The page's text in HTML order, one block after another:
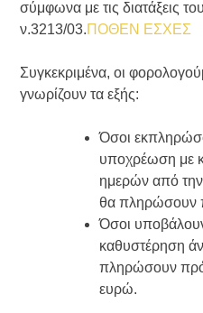
σύμφωνα με τις διατάξεις
ν.3213/03.ΠΟΘΕΝ ΕΣΧΕΣ
Συγκεκριμένα, οι
γνωρίζουν τα εξής:
Όσοι
υποχρέωση με
ημερών από
θα πληρώσουν
Όσοι
καθυστέρηση
πληρώσουν
ευρώ.